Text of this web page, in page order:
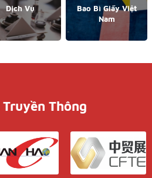
Dịch Vụ
Bao Bì Giấy Việt
Nam
Thông